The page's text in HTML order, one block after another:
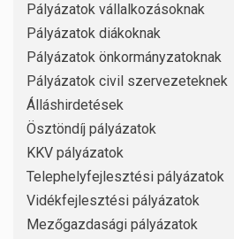
Pályázatok vállalkozásoknak
Pályázatok diákoknak
Pályázatok önkormányzatoknak
Pályázatok civil szervezeteknek
Álláshirdetések
Ösztöndíj pályázatok
KKV pályázatok
Telephelyfejlesztési pályázatok
Vidékfejlesztési pályázatok
Mezőgazdasági pályázatok